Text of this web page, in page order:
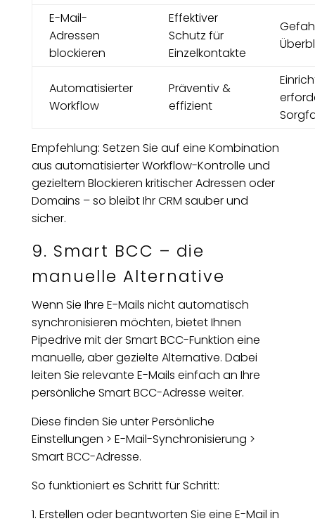
E-Mail-
Adressen
blockieren
Effektiver
Schutz für
Einzelkontakte
Automatisierter
Workflow
Präventiv &
effizient
Empfehlung: Setzen Sie auf eine Kombination
aus automatisierter Workflow-Kontrolle und
gezieltem Blockieren kritischer Adressen oder
Domains – so bleibt Ihr CRM sauber und
sicher.
9. Smart BCC – die
manuelle Alternative
Wenn Sie Ihre E-Mails nicht automatisch
synchronisieren möchten, bietet Ihnen
Pipedrive mit der Smart BCC-Funktion eine
manuelle, aber gezielte Alternative. Dabei
leiten Sie relevante E-Mails einfach an Ihre
persönliche Smart BCC-Adresse weiter.
Diese finden Sie unter Persönliche
Einstellungen > E-Mail-Synchronisierung >
Smart BCC-Adresse.
So funktioniert es Schritt für Schritt:
Erstellen oder beantworten Sie eine E-Mail in